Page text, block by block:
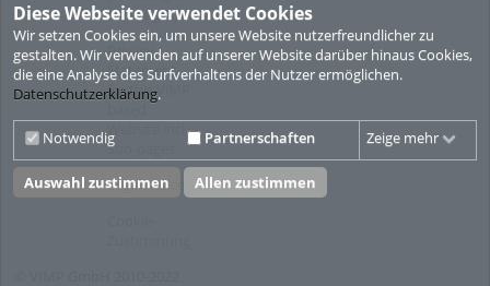
Diese Webseite verwendet Cookies
Wir setzen Cookies ein, um unsere Website nutzerfreundlicher zu
gestalten. Wir verwenden auf unserer Website darüber hinaus Cookies,
die eine Analyse des Surfverhaltens der Nutzer ermöglichen.
Datenschutzerklärung.
Notwendig Partnerschaften Zeige mehr
Auswahl zustimmen Allen zustimmen
sub-pages)
Privacy
Statement
for this ViMP
Website incl.
Sub-pages
Legal notice